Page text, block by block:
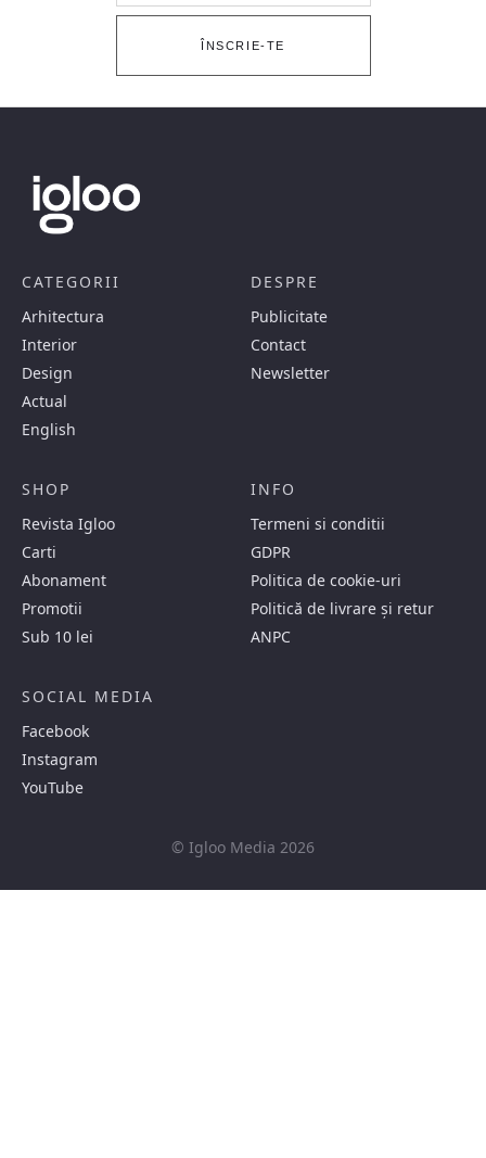
ÎNSCRIE-TE
CATEGORII
Arhitectura
Interior
Design
Actual
English
DESPRE
Publicitate
Contact
Newsletter
SHOP
Revista Igloo
Carti
Abonament
Promotii
Sub 10 lei
INFO
Termeni si conditii
GDPR
Politica de cookie-uri
Politică de livrare și retur
ANPC
SOCIAL MEDIA
Facebook
Instagram
YouTube
© Igloo Media 2026